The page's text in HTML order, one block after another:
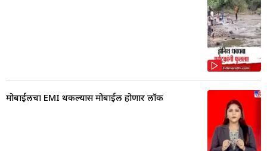
मोबाईलचा EMI थकल्यास मोबाईल होणार लॉक